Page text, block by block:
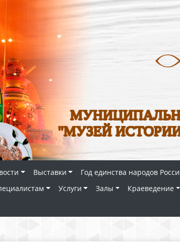
"МУЗЕЙ
Выставки Год единства народов
Услуги Залы Краеведение